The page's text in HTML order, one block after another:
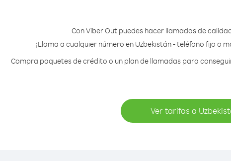
Con Viber Out puedes hacer llamadas de
¡Llama a cualquier número en Uzbekistán - teléfono fijo o
Compra paquetes de crédito o un plan de llamadas para
Ver tarifas a